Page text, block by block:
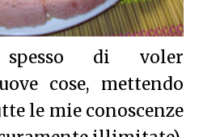
di voler
cose, mettendo
le mie conoscenze